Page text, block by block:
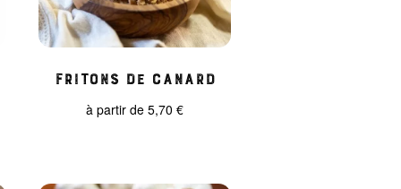
Fritons de Canard
à partir de5,70€